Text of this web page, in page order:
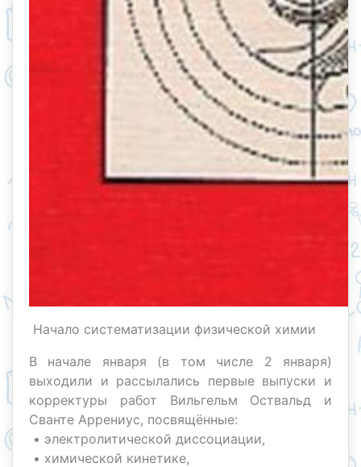
Начало систематизации физической химии
В начале января (в том числе 2 января)
выходили и рассылались первые выпуски и
корректуры работ Вильгельм Оствальд и
Сванте Аррениус, посвящённые:
• электролитической диссоциации,
• химической кинетике,